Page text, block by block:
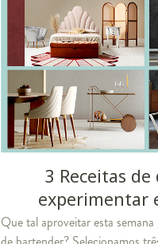
3 Receitas
experimentar
Que tal aproveitar esta